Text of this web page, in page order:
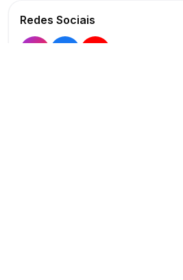
Redes Sociais